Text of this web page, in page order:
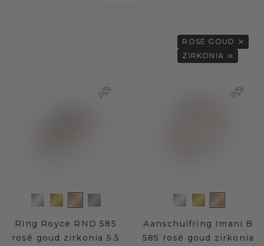
ROSE GOUD
ZIRKONIA
Ring Royce RND 585
rosé goud zirkonia 5.5
Aanschuifring Imani B
585 rosé goud zirkonia